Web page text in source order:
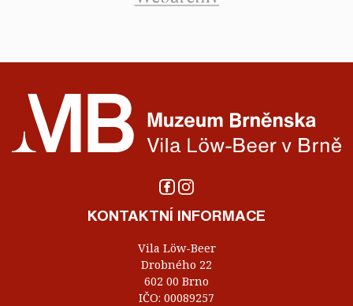
KONTAKTNÍ INFORMACE
Vila Löw-Beer
Drobného 22
602 00 Brno
IČO: 00089257